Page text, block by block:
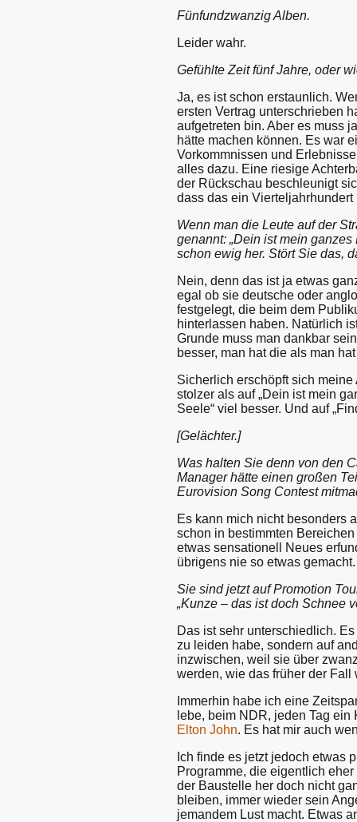
Fünfundzwanzig Alben.
Leider wahr.
Gefühlte Zeit fünf Jahre, oder
Ja, es ist schon erstaunlich.
ersten Vertrag unterschrieben
aufgetreten bin. Aber es muss
hätte machen können. Es war
Vorkommnissen und
alles dazu. Eine riesige
der Rückschau beschleunigt
dass das ein Vierteljahrhundert
Wenn man die Leute auf der
genannt: „Dein ist mein ganzes
schon ewig her. Stört Sie das,
Nein, denn das ist ja etwas
egal ob sie deutsche oder
festgelegt, die beim dem
hinterlassen haben. Natürlich
Grunde muss man dankbar
besser, man hat die als man
Sicherlich erschöpft sich
stolzer als auf „Dein ist mein
Seele“ viel besser. Und auf
[Gelächter.]
Was halten Sie denn von den
Manager hätte einen großen
Eurovision Song Contest
Es kann mich nicht besonders
schon in bestimmten
etwas sensationell Neues
übrigens nie so etwas
Sie sind jetzt auf Promotion
„Kunze – das ist doch Schnee
Das ist sehr unterschiedlich.
zu leiden habe, sondern auf
inzwischen, weil sie über
werden, wie das früher der Fall
Immerhin habe ich eine
lebe, beim NDR, jeden Tag
Elton John. Es hat mir auch
Ich finde es jetzt jedoch etwas
Programme, die eigentlich
der Baustelle her doch nicht
bleiben, immer wieder sein
jemandem Lust macht. Etwas